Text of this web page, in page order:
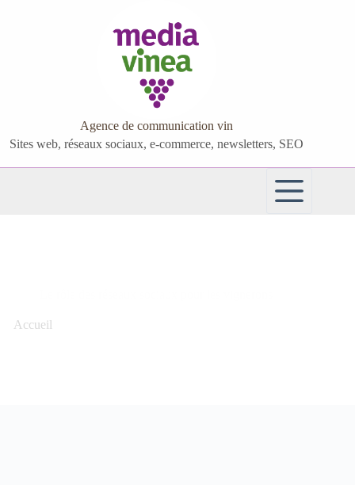
Agence de communication vin
Sites web, réseaux sociaux, e-commerce, newsletters, SEO
Accueil